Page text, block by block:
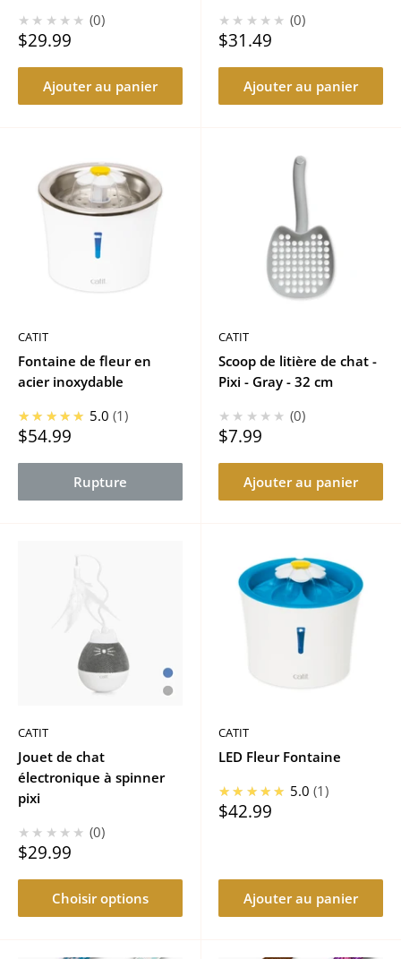
★★★★★ 0
Prix
$29.99
Ajouter au panier
★★★★★ 0
Prix
$31.49
Ajouter au panier
CATIT
Fontaine de fleur en
acier inoxydable
★★★★★ 5.0 1
Prix
$54.99
Rupture
CATIT
Scoop de litière de chat -
Pixi - Gray - 32 cm
★★★★★ 0
Prix
$7.99
Ajouter au panier
CATIT
Jouet de chat
électronique à spinner
pixi
★★★★★ 0
Prix
$29.99
Choisir options
CATIT
LED Fleur Fontaine
★★★★★ 5.0 1
Prix
$42.99
Ajouter au panier